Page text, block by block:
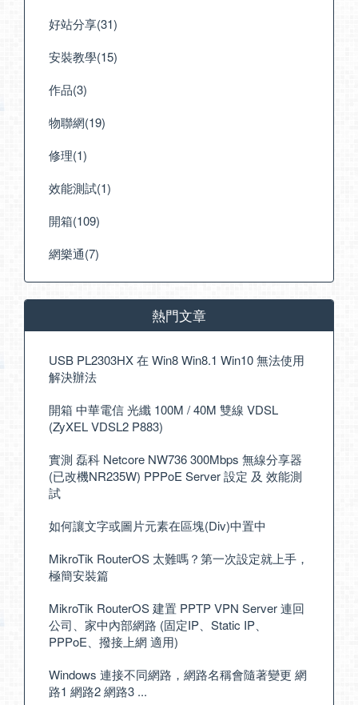
好站分享(31)
安裝教學(15)
作品(3)
物聯網(19)
修理(1)
效能測試(1)
開箱(109)
網樂通(7)
熱門文章
USB PL2303HX 在 Win8 Win8.1 Win10 無法使用
解決辦法
開箱 中華電信 光纖 100M / 40M 雙線 VDSL
(ZyXEL VDSL2 P883)
實測 磊科 Netcore NW736 300Mbps 無線分享器
(已改機NR235W) PPPoE Server 設定 及 效能測
試
如何讓文字或圖片元素在區塊(Div)中置中
MikroTik RouterOS 太難嗎？第一次設定就上手，
極簡安裝篇
MikroTik RouterOS 建置 PPTP VPN Server 連回
公司、家中內部網路 (固定IP、Static IP、
PPPoE、撥接上網 適用)
Windows 連接不同網路，網路名稱會隨著變更 網
路1 網路2 網路3 ...